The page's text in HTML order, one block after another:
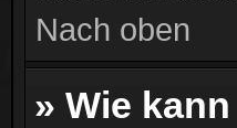
Nach oben
» Wie